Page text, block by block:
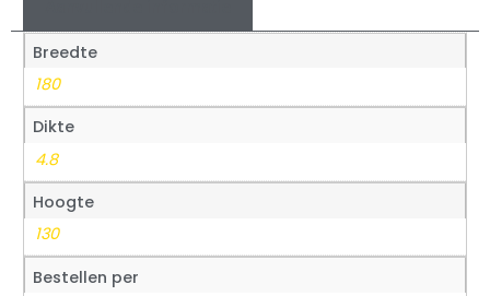
Breedte
180
Dikte
4.8
Hoogte
130
Bestellen per